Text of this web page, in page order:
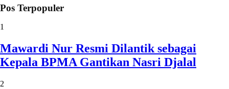
Pos Terpopuler
1
Mawardi Nur Resmi Dilantik sebagai
Kepala BPMA Gantikan Nasri Djalal
2